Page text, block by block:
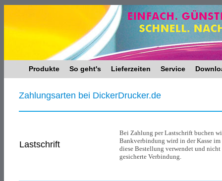
Produkte So geht's Lieferzeiten Service
Zahlungsarten bei DickerDrucker.de
Lastschrift
Bei Zahlung per Lastschrift buchen
Bankverbindung wird in der Kasse
diese Bestellung verwendet und
gesicherte Verbindung.